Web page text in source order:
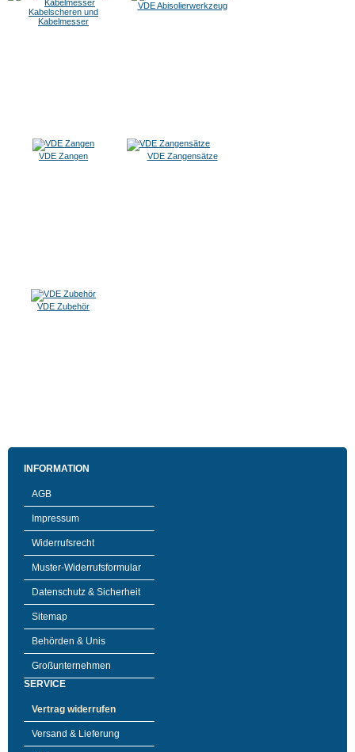
Kabelscheren und
Kabelmesser
VDE Abisolierwerkzeug
VDE Zangen VDE Zangensätze
VDE Zubehör
INFORMATION
AGB
Impressum
Widerrufsrecht
Muster-Widerrufsformular
Datenschutz & Sicherheit
Sitemap
Behörden & Unis
Großunternehmen
SERVICE
Vertrag widerrufen
Versand & Lieferung